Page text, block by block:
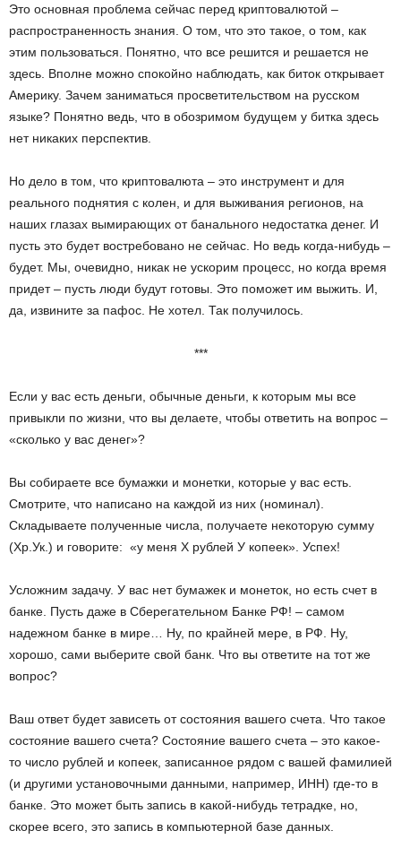
Это основная проблема сейчас перед криптовалютой –
распространенность знания. О том, что это такое, о том, как
этим пользоваться. Понятно, что все решится и решается не
здесь. Вполне можно спокойно наблюдать, как биток открывает
Америку. Зачем заниматься просветительством на русском
языке? Понятно ведь, что в обозримом будущем у битка здесь
нет никаких перспектив.
Но дело в том, что криптовалюта – это инструмент и для
реального поднятия с колен, и для выживания регионов, на
наших глазах вымирающих от банального недостатка денег. И
пусть это будет востребовано не сейчас. Но ведь когда-нибудь –
будет. Мы, очевидно, никак не ускорим процесс, но когда время
придет – пусть люди будут готовы. Это поможет им выжить. И,
да, извините за пафос. Не хотел. Так получилось.
***
Если у вас есть деньги, обычные деньги, к которым мы все
привыкли по жизни, что вы делаете, чтобы ответить на вопрос –
«сколько у вас денег»?
Вы собираете все бумажки и монетки, которые у вас есть.
Смотрите, что написано на каждой из них (номинал).
Складываете полученные числа, получаете некоторую сумму
(Хр.Ук.) и говорите: «у меня Х рублей У копеек». Успех!
Усложним задачу. У вас нет бумажек и монеток, но есть счет в
банке. Пусть даже в Сберегательном Банке РФ! – самом
надежном банке в мире… Ну, по крайней мере, в РФ. Ну,
хорошо, сами выберите свой банк. Что вы ответите на тот же
вопрос?
Ваш ответ будет зависеть от состояния вашего счета. Что такое
состояние вашего счета? Состояние вашего счета – это какое-
то число рублей и копеек, записанное рядом с вашей фамилией
(и другими установочными данными, например, ИНН) где-то в
банке. Это может быть запись в какой-нибудь тетрадке, но,
скорее всего, это запись в компьютерной базе данных.